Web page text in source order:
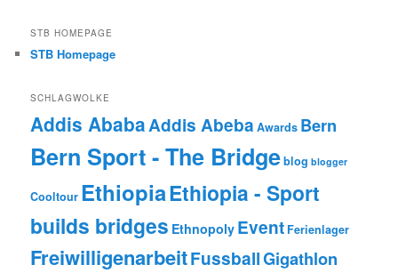
STB HOMEPAGE
STB Homepage
SCHLAGWOLKE
Addis AbabaAddis Abeba Awards Bern
Bern Sport - The Bridgeblog blogger
Cooltour EthiopiaEthiopia - Sport
builds bridges Ethnopoly Event Ferienlager
FreiwilligenarbeitFussballGigathlon